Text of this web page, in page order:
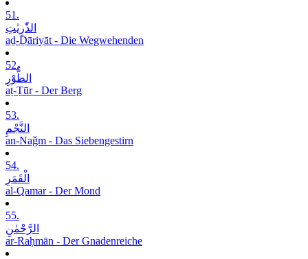
51.
الذّٰرِیٰتِ
aḏ-Ḏāriyāt - Die Wegwehenden
52.
الطُّوْرِ
aṭ-Ṭūr - Der Berg
53.
النَّجْمِ
an-Naǧm - Das Siebengestirn
54.
الْقَمَرِ
al-Qamar - Der Mond
55.
الرَّحْمٰنِ
ar-Raḥmān - Der Gnadenreiche